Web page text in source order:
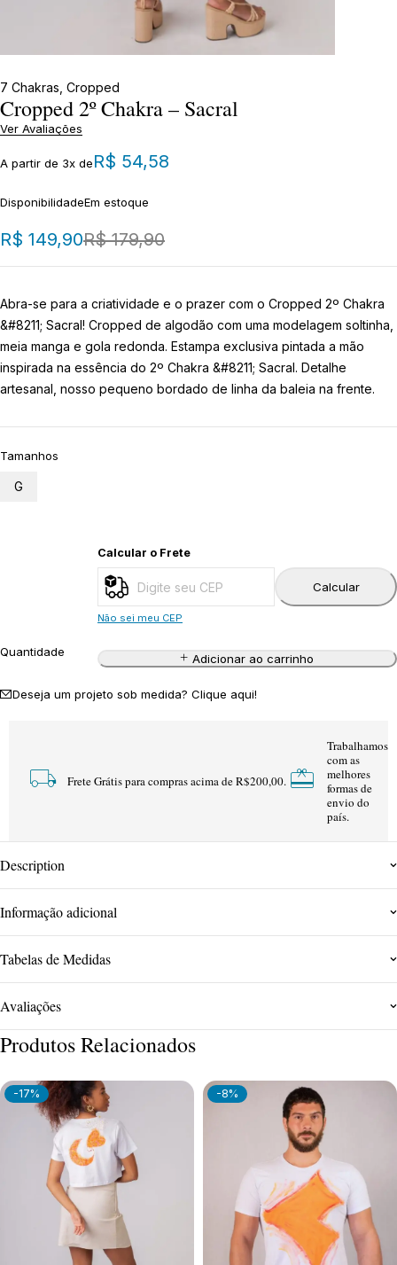
7 Chakras Cropped
Cropped 2º Chakra – Sacral
Ver Avaliações
A partir de 3x deR$ 54,58
DisponibilidadeEm estoque
R$179,90
R$ 149,90
Abra-se para a criatividade e o prazer com o Cropped 2º Chakra
&#8211; Sacral! Cropped de algodão com uma modelagem soltinha,
meia manga e gola redonda. Estampa exclusiva pintada a mão
inspirada na essência do 2º Chakra &#8211; Sacral. Detalhe
artesanal, nosso pequeno bordado de linha da baleia na frente.
Tamanhos
G
Calcular o Frete
Calcular
Não sei meu CEP
Quantidade Adicionar ao carrinho
Deseja um projeto sob medida? Clique aqui!
Frete Grátis para compras acima de R$200,00.
Trabalhamos
com as
melhores
formas de
envio do
país.
Description
Informação adicional
Tabelas de Medidas
Avaliações
Produtos Relacionados
-17% -8%